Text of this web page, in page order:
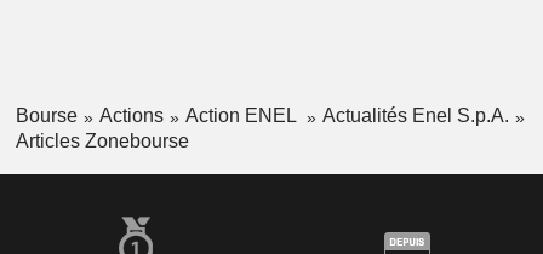
Bourse Actions Action ENEL
Actualités Enel S.p.A.
Articles Zonebourse